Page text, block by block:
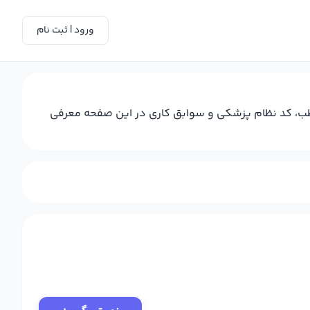
ورود | ثبت نام
کد نظام پزشکی و سوابق کاری در این صفحه معرفی